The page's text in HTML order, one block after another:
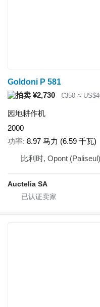
Goldoni P 581
¥2,730
€350 ≈
园地耕作机
2000
功率 8.97 马力 (6.59 千瓦)
比利时, Opont (Paliseul)
Auctelia SA